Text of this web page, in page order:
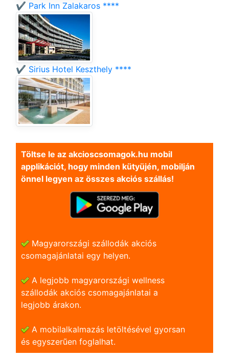
✔️ Park Inn Zalakaros ****
✔️ Sirius Hotel Keszthely ****
Töltse le az akcioscsomagok.hu mobil
applikációt, hogy minden kütyüjén, mobilján
önnel legyen az összes akciós szállás!
Magyarországi szállodák akciós
csomagajánlatai egy helyen.
A legjobb magyarországi wellness
szállodák akciós csomagajánlatai a
legjobb árakon.
A mobilalkalmazás letöltésével gyorsan
és egyszerũen foglalhat.